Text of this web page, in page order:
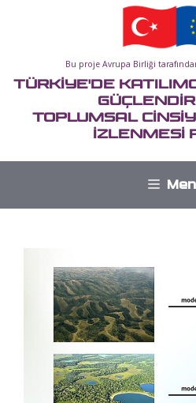
Bu proje Avrupa Birliği
TÜRKİYE'DE
TOPLUMSAL
İZLENMESİ